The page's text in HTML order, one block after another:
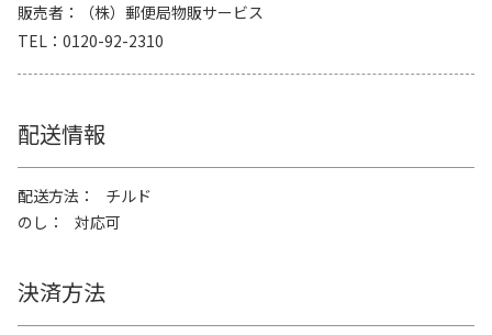
販売者
（株）郵便局物販サービス
TEL
0120-92-2310
配送情報
配送方法
チルド
のし
対応可
決済方法